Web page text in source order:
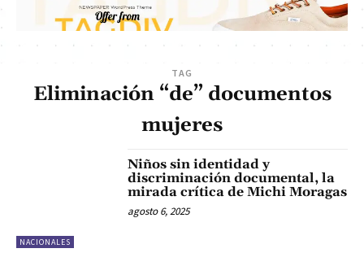
TAG
Eliminación “de” documentos
mujeres
NACIONALES
Niños sin identidad y
discriminación documental, la
mirada crítica de Michi Moragas
agosto 6, 2025